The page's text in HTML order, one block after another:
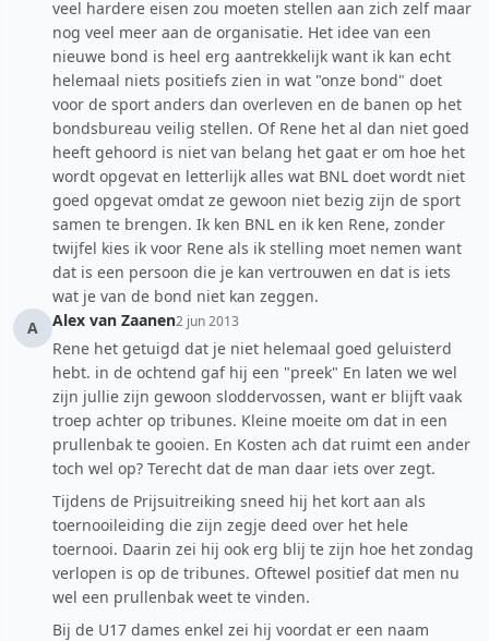
veel hardere eisen zou moeten stellen aan zich zelf maar
nog veel meer aan de organisatie. Het idee van een
nieuwe bond is heel erg aantrekkelijk want ik kan echt
helemaal niets positiefs zien in wat "onze bond" doet
voor de sport anders dan overleven en de banen op het
bondsbureau veilig stellen. Of Rene het al dan niet goed
heeft gehoord is niet van belang het gaat er om hoe het
wordt opgevat en letterlijk alles wat BNL doet wordt niet
goed opgevat omdat ze gewoon niet bezig zijn de sport
samen te brengen. Ik ken BNL en ik ken Rene, zonder
twijfel kies ik voor Rene als ik stelling moet nemen want
dat is een persoon die je kan vertrouwen en dat is iets
wat je van de bond niet kan zeggen.
A
Alex van Zaanen2 jun 2013
Rene het getuigd dat je niet helemaal goed geluisterd
hebt. in de ochtend gaf hij een "preek" En laten we wel
zijn jullie zijn gewoon sloddervossen, want er blijft vaak
troep achter op tribunes. Kleine moeite om dat in een
prullenbak te gooien. En Kosten ach dat ruimt een ander
toch wel op? Terecht dat de man daar iets over zegt.
Tijdens de Prijsuitreiking sneed hij het kort aan als
toernooileiding die zijn zegje deed over het hele
toernooi. Daarin zei hij ook erg blij te zijn hoe het zondag
verlopen is op de tribunes. Oftewel positief dat men nu
wel een prullenbak weet te vinden.
Bij de U17 dames enkel zei hij voordat er een naam